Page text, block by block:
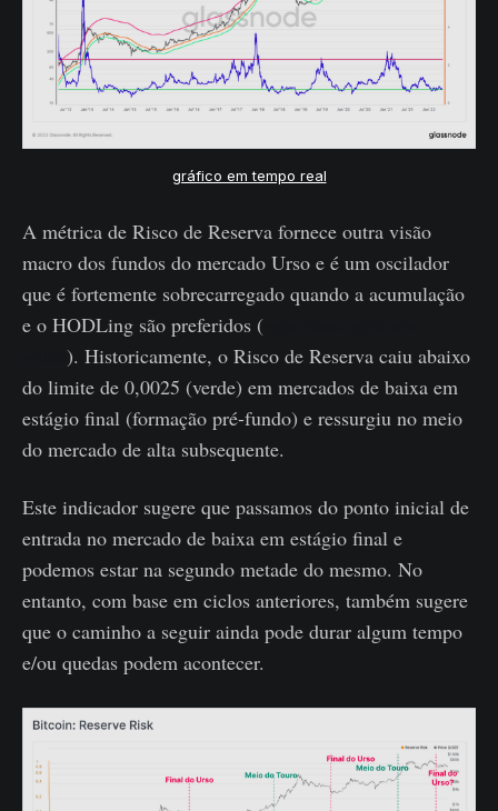
gráfico em tempo real
A métrica de Risco de Reserva fornece outra visão
macro dos fundos do mercado Urso e é um oscilador
que é fortemente sobrecarregado quando a acumulação
e o HODLing são preferidos (
). Historicamente, o Risco de Reserva caiu abaixo
do limite de 0,0025 (verde) em mercados de baixa em
estágio final (formação pré-fundo) e ressurgiu no meio
do mercado de alta subsequente.
Este indicador sugere que passamos do ponto inicial de
entrada no mercado de baixa em estágio final e
podemos estar na segundo metade do mesmo. No
entanto, com base em ciclos anteriores, também sugere
que o caminho a seguir ainda pode durar algum tempo
e/ou quedas podem acontecer.